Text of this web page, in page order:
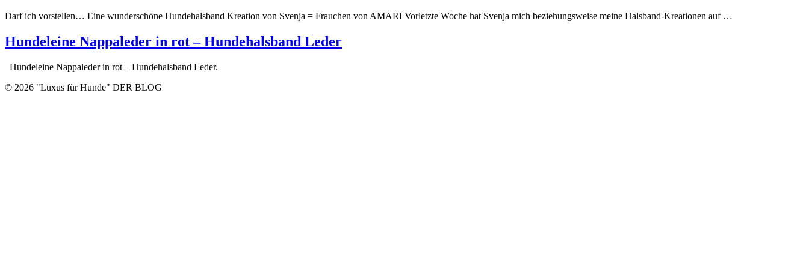
Darf ich vorstellen… Eine wunderschöne Hundehalsband Kreation von Svenja = Frauchen von AMARI Vorletzte Woche hat Svenja mich beziehungsweise meine Halsband-Kreationen auf …
Hundeleine Nappaleder in rot – Hundehalsband Leder
Hundeleine Nappaleder in rot – Hundehalsband Leder.
© 2026 "Luxus für Hunde" DER BLOG